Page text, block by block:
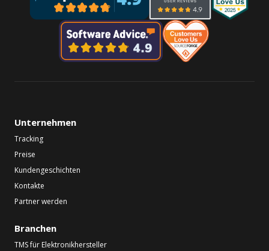
Unternehmen
Tracking
Preise
Kundengeschichten
Kontakte
Partner werden
Branchen
TMS für Elektronikhersteller